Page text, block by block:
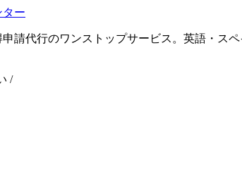
請代行のワンストップサービス。英語・ス
/